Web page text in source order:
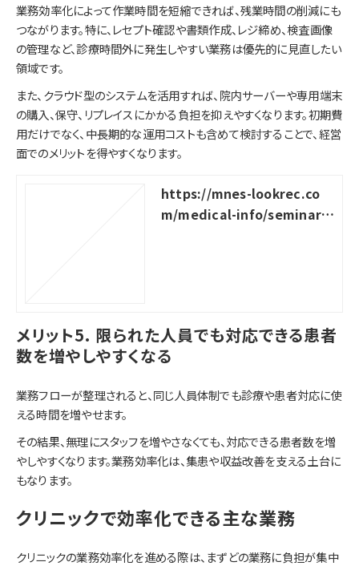
業務効率化によって作業時間を短縮できれば、残業時間の削減にも
つながります。特に、レセプト確認や書類作成、レジ締め、検査画像
の管理など、診療時間外に発生しやすい業務は優先的に見直したい
領域です。
また、クラウド型のシステムを活用すれば、院内サーバーや専用端末
の購入、保守、リプレイスにかかる負担を抑えやすくなります。初期費
用だけでなく、中長期的な運用コストも含めて検討することで、経営
面でのメリットを得やすくなります。
https://mnes-lookrec.co
m/medical-info/seminar-r
メリット5. 限られた人員でも対応できる患者
数を増やしやすくなる
業務フローが整理されると、同じ人員体制でも診療や患者対応に使
える時間を増やせます。
その結果、無理にスタッフを増やさなくても、対応できる患者数を増
やしやすくなります。業務効率化は、集患や収益改善を支える土台に
もなります。
クリニックで効率化できる主な業務
クリニックの業務効率化を進める際は、まずどの業務に負担が集中